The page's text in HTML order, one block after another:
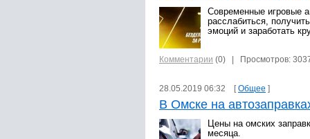
Современные игровые
расслабиться,
эмоций и заработать
Комментарии (0) | Просмотров:
28.05.2019 06:32 [Общее ]
В Омске на
Цены на омских
месяца.